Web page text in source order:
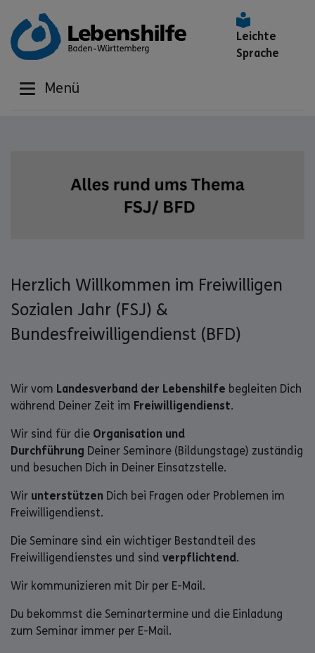
Leichte
Sprache
Menü
Herzlich Willkommen im Freiwilligen
Sozialen Jahr (FSJ) &
Bundesfreiwilligendienst (BFD)
Wir vom Landesverband der Lebenshilfe begleiten Dich
während Deiner Zeit im Freiwilligendienst.
Wir sind für die Organisation und
Durchführung Deiner Seminare (Bildungstage) zuständig
und besuchen Dich in Deiner Einsatzstelle.
Wir unterstützen Dich bei Fragen oder Problemen im
Freiwilligendienst.
Die Seminare sind ein wichtiger Bestandteil des
Freiwilligendienstes und sind verpflichtend.
Wir kommunizieren mit Dir per E-Mail.
Du bekommst die Seminartermine und die Einladung
zum Seminar immer per E-Mail.